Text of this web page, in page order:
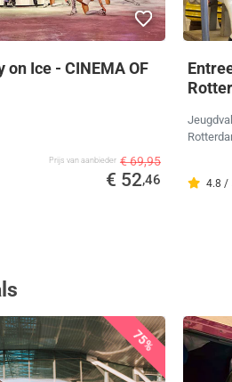
Ice - CINEMA OF
Prijs van aanbieder € 69,95
€ 52,46 4.8 /
75%